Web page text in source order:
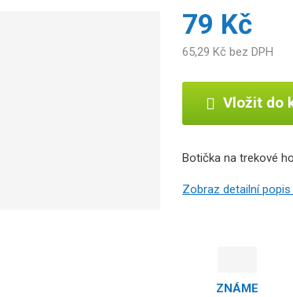
79 Kč
65,29 Kč bez DPH
Vložit do
Botička na trekové
Zobraz detailní popis
ZNÁME